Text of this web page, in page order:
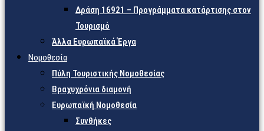
Δράση 16921 – Προγράμματα κατάρτισης στον
Τουρισμό
Άλλα Ευρωπαϊκά Έργα
Νομοθεσία
Πύλη Τουριστικής Νομοθεσίας
Βραχυχρόνια διαμονή
Ευρωπαϊκή Νομοθεσία
Συνθήκες